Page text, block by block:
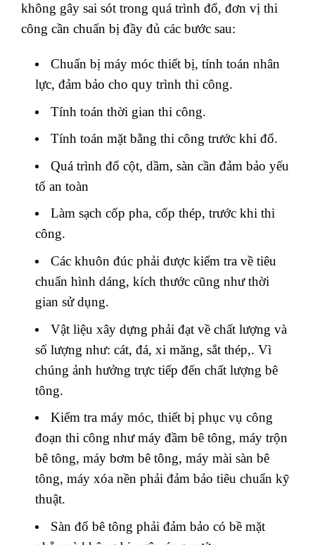
không gây sai sót trong quá trình đổ, đơn vị thi
công cần chuẩn bị đầy đủ các bước sau:
Chuẩn bị máy móc thiết bị, tính toán nhân
lực, đảm bảo cho quy trình thi công.
Tính toán thời gian thi công.
Tính toán mặt bằng thi công trước khi đổ.
Quá trình đổ cột, dầm, sàn cần đảm bảo yếu
tố an toàn
Làm sạch cốp pha, cốp thép, trước khi thi
công.
Các khuôn đúc phải được kiểm tra về tiêu
chuẩn hình dáng, kích thước cũng như thời
gian sử dụng.
Vật liệu xây dựng phải đạt về chất lượng và
số lượng như: cát, đá, xi măng, sắt thép,. Vì
chúng ảnh hưởng trực tiếp đến chất lượng bê
tông.
Kiểm tra máy móc, thiết bị phục vụ công
đoạn thi công như máy đầm bê tông, máy trộn
bê tông, máy bơm bê tông, máy mài sàn bê
tông, máy xóa nền phải đảm bảo tiêu chuẩn kỹ
thuật.
Sàn đổ bê tông phải đảm bảo có bề mặt